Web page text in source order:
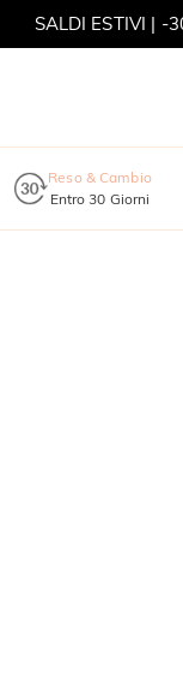
SALDI ESTIVI | -
Reso & Cambio
Entro 30 Giorni